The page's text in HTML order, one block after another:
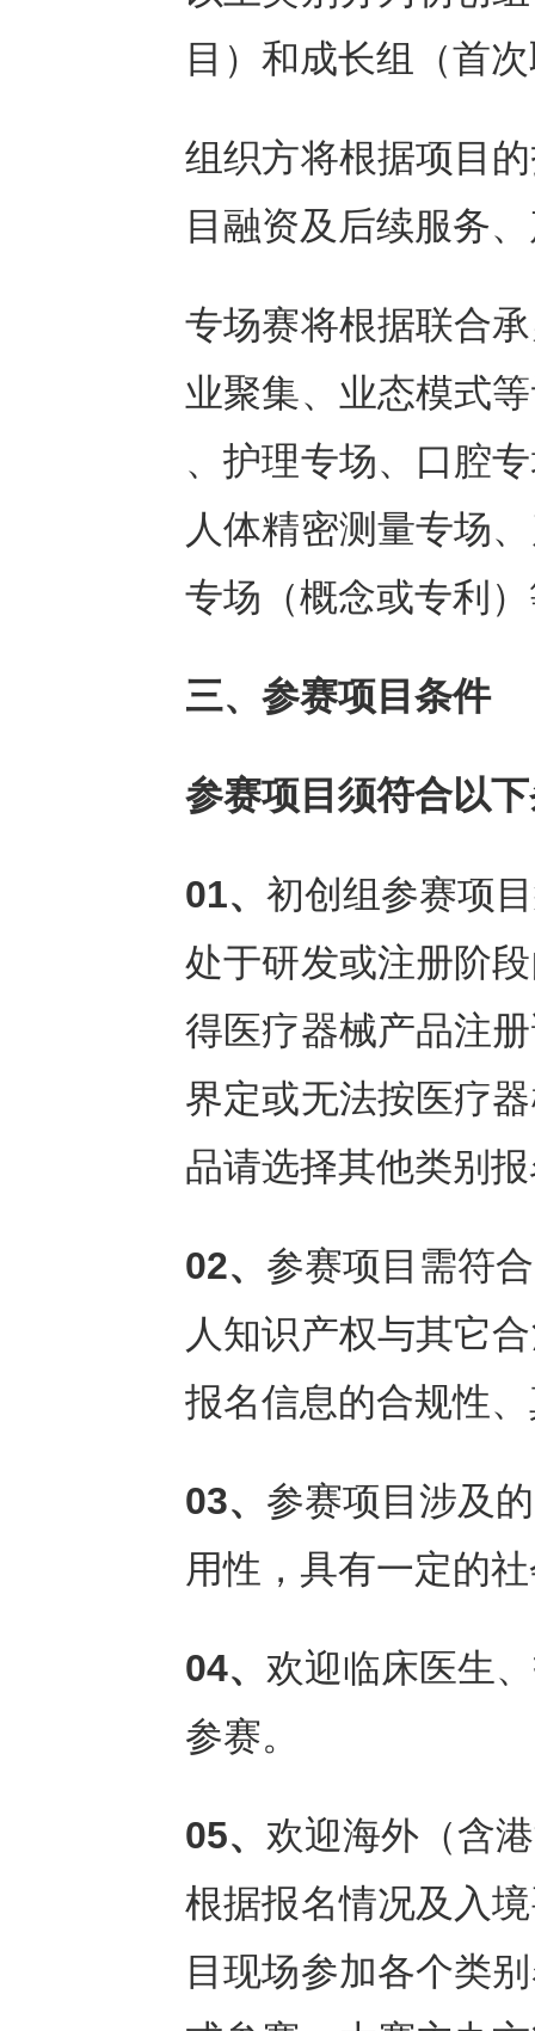
目）和成长组（首
组织方将根据项目
目融资及后续服务
专场赛将根据联合
业聚集、业态模式
、护理专场、口腔
人体精密测量专场
专场（概念或专利
三、参赛项目条件
参赛项目须符合以
01、 初创组参赛项
处于研发或注册阶
得医疗器械产品注
界定或无法按医疗
品请选择其他类别
02、 参赛项目需符
人知识产权与其它
报名信息的合规性
03、 参赛项目涉及
用性，具有一定的
04、 欢迎临床医生
参赛。
05、 欢迎海外（含
根据报名情况及入
目现场参加各个类